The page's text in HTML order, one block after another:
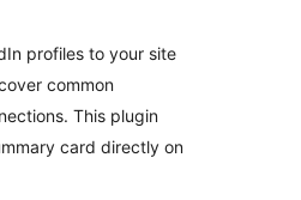
profiles to your site
common
This plugin
card directly on